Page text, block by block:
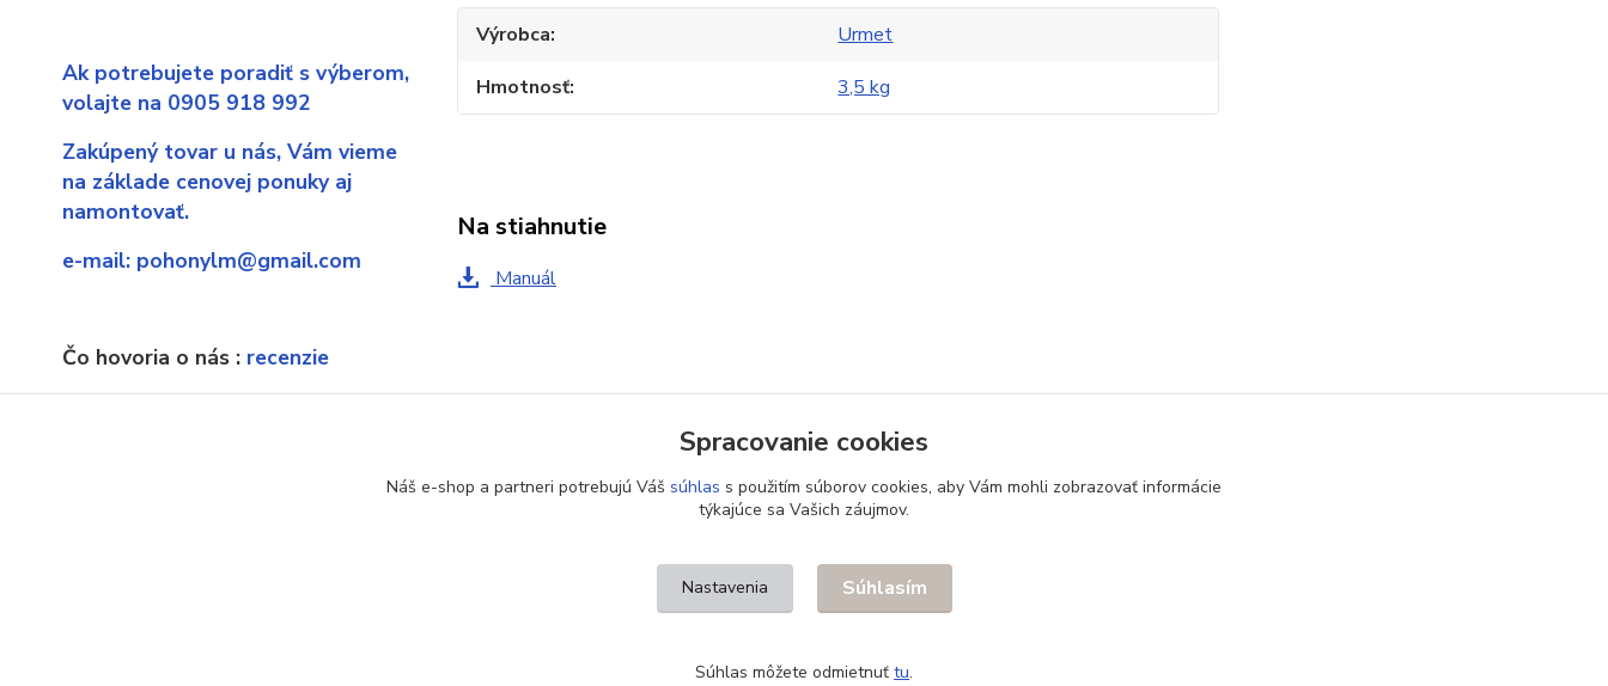
Ak potrebujete poradiť s výberom,
volajte na 0905 918 992
Zakúpený tovar u nás, Vám vieme
na základe cenovej ponuky aj
namontovať.
e-mail: pohonylm@gmail.com
Čo hovoria o nás : recenzie
Výrobca
Urmet
Hmotnosť
3,5 kg
Na stiahnutie
Manuál
Spracovanie cookies
Náš e-shop a partneri potrebujú Váš súhlas s použitím súborov cookies, aby Vám mohli zobrazovať informácie
týkajúce sa Vašich záujmov.
Nastavenia Súhlasím
Súhlas môžete odmietnuť tu.